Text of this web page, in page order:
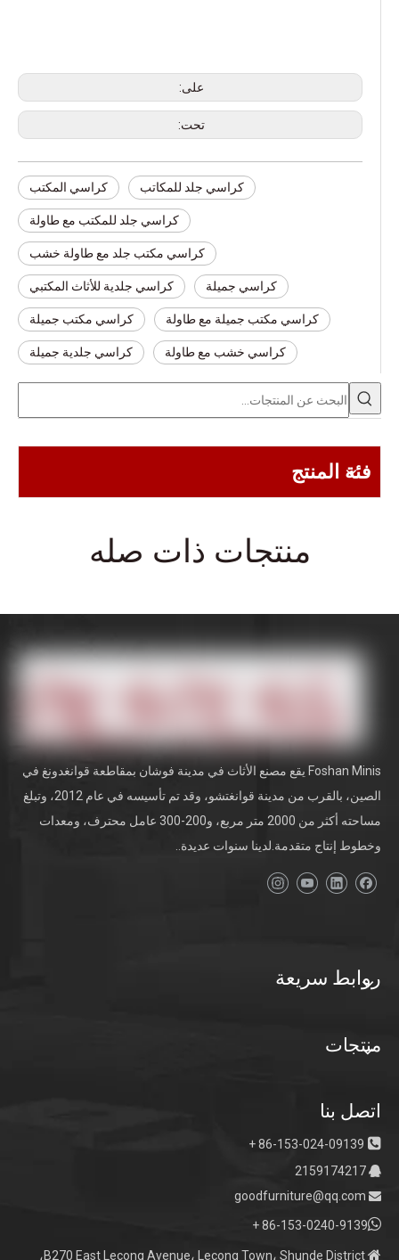
على:
تحت:
كراسي المكتب كراسي جلد للمكاتب
كراسي جلد للمكتب مع طاولة
كراسي مكتب جلد مع طاولة خشب
كراسي جلدية للأثاث المكتبي كراسي جميلة
كراسي مكتب جميلة كراسي مكتب جميلة مع طاولة
كراسي جلدية جميلة كراسي خشب مع طاولة
فئة المنتج
منتجات ذات صله
Foshan Minis يقع مصنع الأثاث في مدينة فوشان بمقاطعة قوانغدونغ في
الصين، بالقرب من مدينة قوانغتشو، وقد تم تأسيسه في عام 2012، وتبلغ
مساحته أكثر من 2000 متر مربع، و200-300 عامل محترف، ومعدات
وخطوط إنتاج متقدمة.لدينا سنوات عديدة..
روابط سريعة
منتجات
اتصل بنا

86-153-024-09139 +


goodfurniture@qq.com

86-153-0240-9139 +
 B270 East Lecong Avenue، Lecong Town، Shunde District،